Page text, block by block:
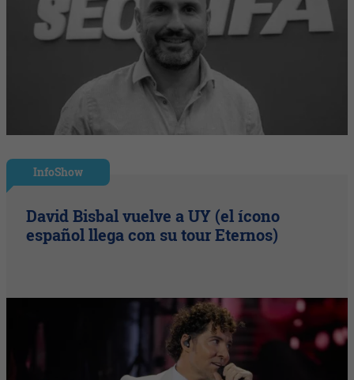
InfoShow
David Bisbal vuelve a UY (el ícono
español llega con su tour Eternos)